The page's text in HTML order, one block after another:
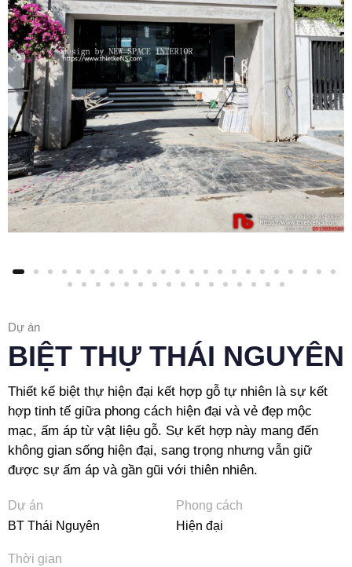
Dự án
BIỆT THỰ THÁI NGUYÊN
Thiết kế biệt thự hiện đại kết hợp gỗ tự nhiên là sự kết
hợp tinh tế giữa phong cách hiện đại và vẻ đẹp mộc
mạc, ấm áp từ vật liệu gỗ. Sự kết hợp này mang đến
không gian sống hiện đại, sang trọng nhưng vẫn giữ
được sự ấm áp và gần gũi với thiên nhiên.
Dự án
BT Thái Nguyên
Phong cách
Hiện đại
Thời gian